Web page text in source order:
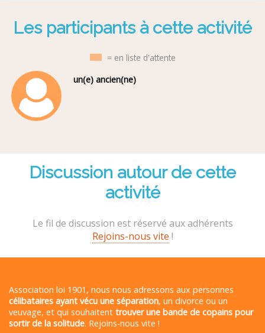
Les participants à cette activité
= en liste d'attente
un(e) ancien(ne)
Discussion autour de cette
activité
Le fil de discussion est réservé aux adhérents
Rejoins-nous vite !
Association loi 1901, nous nous adressons aux personnes
célibataires ayant vécu une séparation, un divorce ou un
veuvage, et qui souhaitent trouver une bande de copains pour
sortir de la solitude. Rejoins-nous vite !